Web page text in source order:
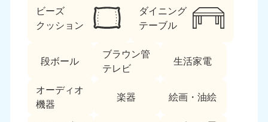
ビーズ
クッション
ダイニング
テーブル
段ボール
ブラウン管
テレビ
生活家電
オーディオ
機器
楽器 絵画・油絵